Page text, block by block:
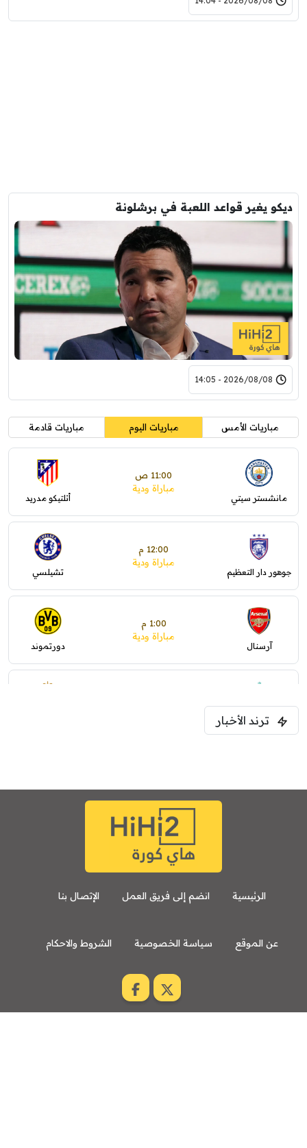
ديكو يغير قواعد اللعبة في برشلونة
2026/08/08 - 14:05
مباريات الأمس مباريات اليوم مباريات قادمة
مانشستر سيتي
11:00 ص
مباراة ودية
أتلتيكو مدريد
جوهور دار التعظيم
12:00 م
مباراة ودية
تشيلسي
آرسنال
1:00 م
مباراة ودية
دورتموند
ليفربول
ترند الأخبار
الرئيسية انضم إلى فريق العمل الإتصال بنا
عن الموقع سياسة الخصوصية الشروط والاحكام